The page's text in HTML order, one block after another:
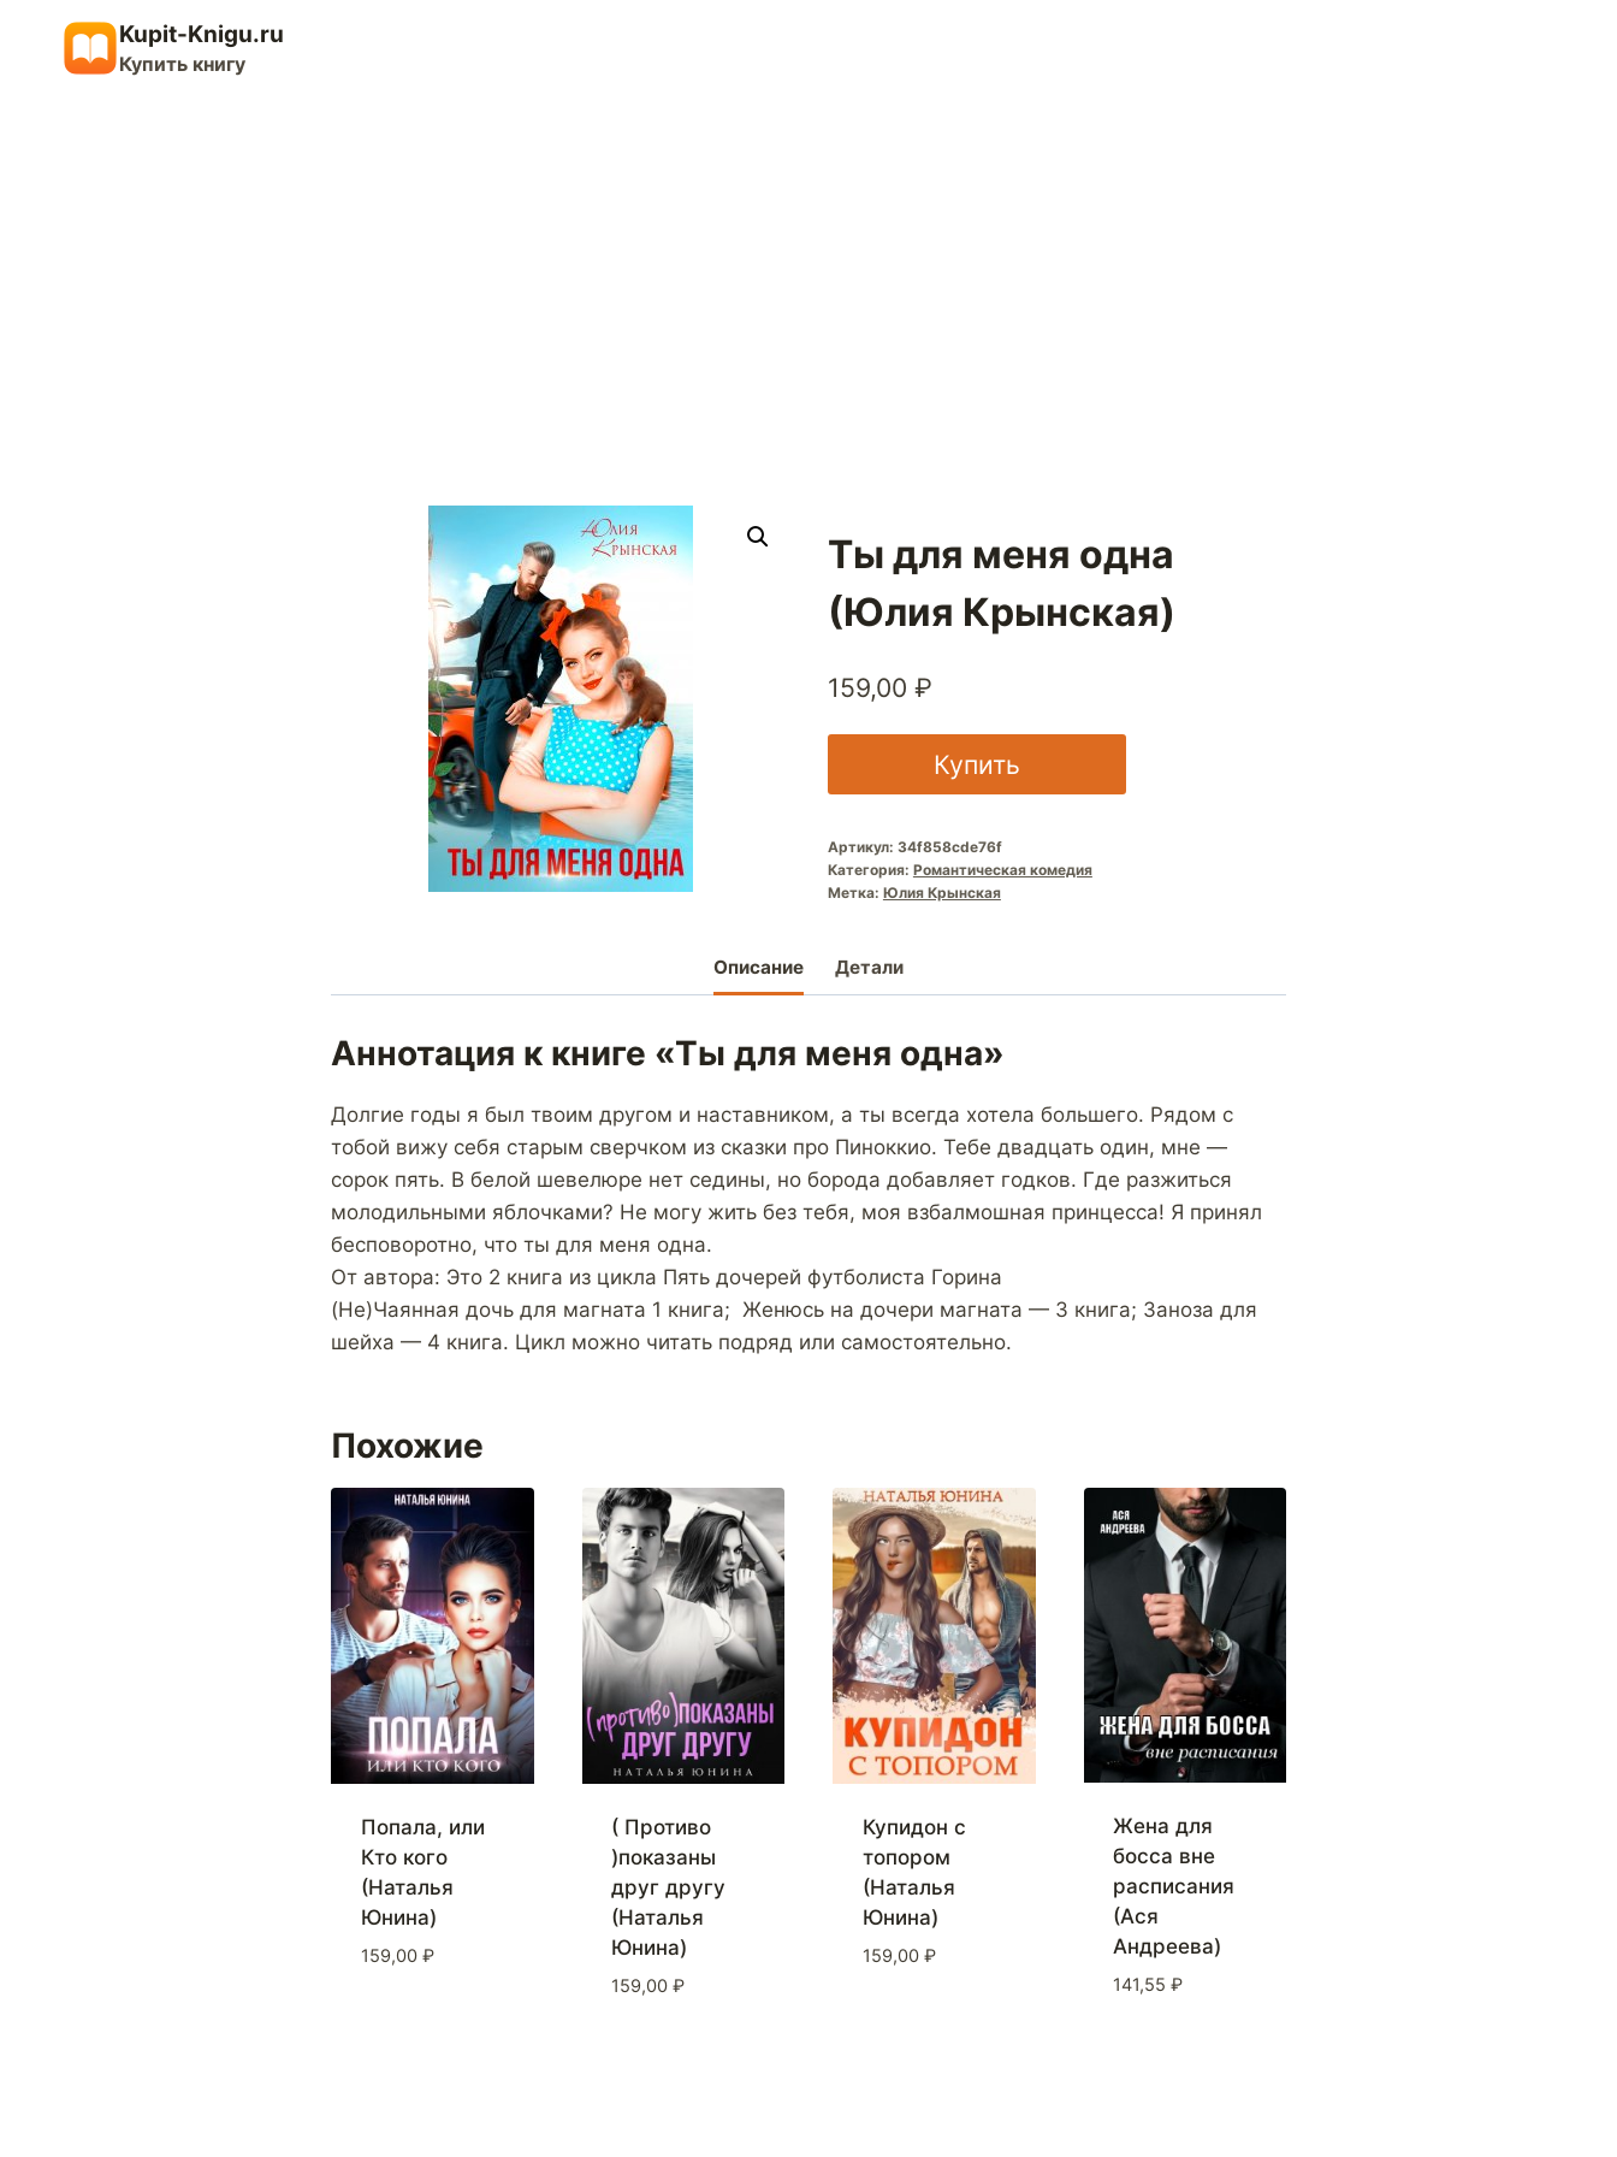
содержимому
Kupit-Knigu.ru
Купить книгу
Ты для меня одна
(Юлия Крынская)
159,00 ₽
Купить
Артикул: 34f858cde76f
Категория: Романтическая комедия
Метка: Юлия Крынская
Описание Детали
Аннотация к книге «Ты для меня одна»
Долгие годы я был твоим другом и наставником, а ты всегда хотела большего. Рядом с
тобой вижу себя старым сверчком из сказки про Пиноккио. Тебе двадцать один, мне —
сорок пять. В белой шевелюре нет седины, но борода добавляет годков. Где разжиться
молодильными яблочками? Не могу жить без тебя, моя взбалмошная принцесса! Я принял
бесповоротно, что ты для меня одна.
От автора: Это 2 книга из цикла Пять дочерей футболиста Горина
(Не)Чаянная дочь для магната 1 книга; Женюсь на дочери магната — 3 книга; Заноза для
шейха — 4 книга. Цикл можно читать подряд или самостоятельно.
Похожие
Попала, или
Кто кого
(Наталья
Юнина)
159,00 ₽
( Противо
)показаны
друг другу
(Наталья
Юнина)
159,00 ₽
Купидон с
топором
(Наталья
Юнина)
159,00 ₽
Жена для
босса вне
расписания
(Ася
Андреева)
141,55 ₽